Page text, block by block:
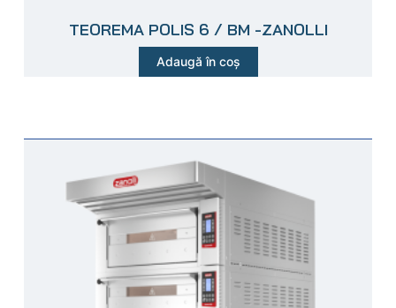
TEOREMA POLIS 6 / BM -ZANOLLI
Adaugă în coș